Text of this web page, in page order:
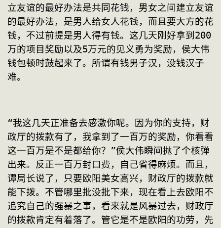
立友谊的最好办法是共同花钱，男女之间建立友谊
的最好办法，是男人给女人花钱，而且要大方的花
钱，不过前提是男人得有钱。这几天刚好拿到200
万的项目奖励以及5万元的见义勇为奖励，侯大伟
钱包顿时鼓起来了。所谓有钱男子汉，没钱汉子
难。
“我这几天正准备去感激你呢。因为你的支持，财
政厅的拨款有了，我拿到了一百万的奖励，你看看
这一百万是不是都给你？”侯大伟瞬间抛了个核弹
出来。反正一百万封口费，自己省得麻烦。而且，
谭局长说了，只要欧阳美女高兴，财政厅的拨款就
能下拨。不管哪里批没批下来，现在看上去欧阳不
追究自己的强暴之事，看来就是风暴过去，财政厅
的拨款肯定有着落了。管它是不是欧阳的功劳，先